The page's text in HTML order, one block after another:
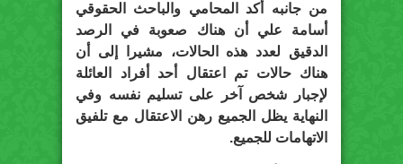
من جانبه أكد المحامي والباحث الحقوقي
أسامة علي أن هناك صعوبة في الرصد
الدقيق لعدد هذه الحالات، مشيرا إلى أن
هناك حالات تم اعتقال أحد أفراد العائلة
لإجبار شخص آخر على تسليم نفسه وفي
النهاية يظل الجميع رهن الاعتقال مع تلفيق
الاتهامات للجميع.